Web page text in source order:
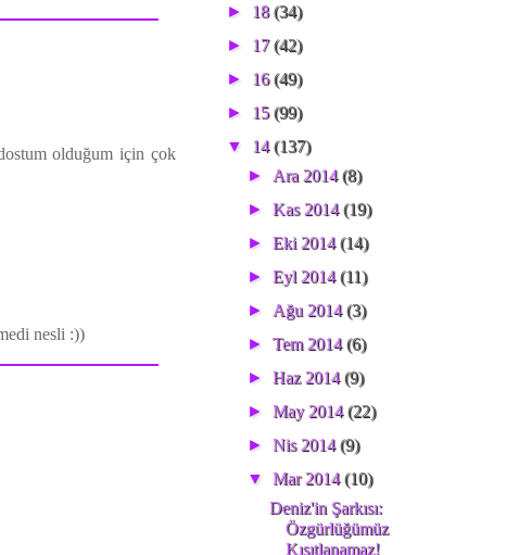
olduğum için çok
nesli :))
► 18(34)
► 17(42)
► 16(49)
► 15(99)
▼ 14(137)
► Ara 2014(8)
► Kas 2014(19)
► Eki 2014(14)
► Eyl 2014(11)
► Ağu 2014(3)
► Tem 2014(6)
► Haz 2014(9)
► May 2014(22)
► Nis 2014(9)
▼ Mar 2014(10)
Deniz'in Şarkısı:
Özgürlüğümüz
Kısıtlanamaz!